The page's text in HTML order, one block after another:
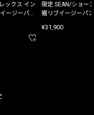
ックス イン
ージーパン
限定 SEAN/ショー
裾リブイージーパ
¥31,900